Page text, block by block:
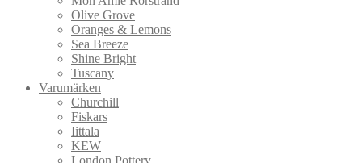
Olive Grove
Oranges & Lemons
Sea Breeze
Shine Bright
Tuscany
Varumärken
Churchill
Fiskars
Iittala
KEW
London Pottery